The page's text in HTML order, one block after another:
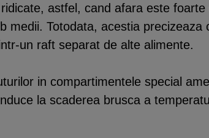
astfel, cand afara este
medii. Totodata, acestia
un raft separat de alte alimente.
in compartimentele special
la scaderea brusca a